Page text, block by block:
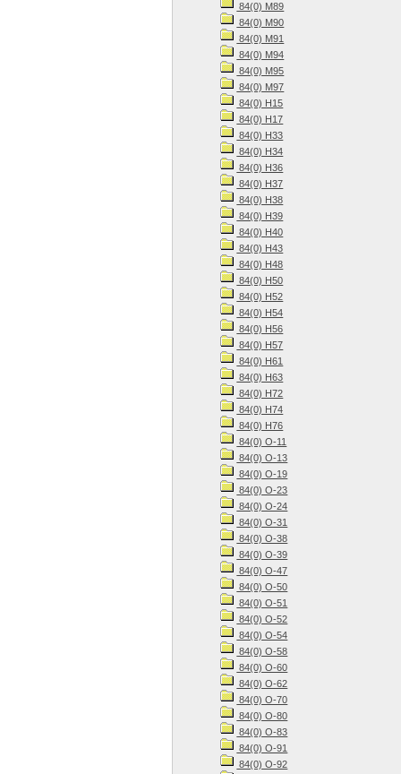
84(0) М89
84(0) М90
84(0) М91
84(0) М94
84(0) М95
84(0) М97
84(0) Н15
84(0) Н17
84(0) Н33
84(0) Н34
84(0) Н36
84(0) Н37
84(0) Н38
84(0) Н39
84(0) Н40
84(0) Н43
84(0) Н48
84(0) Н50
84(0) Н52
84(0) Н54
84(0) Н56
84(0) Н57
84(0) Н61
84(0) Н63
84(0) Н72
84(0) Н74
84(0) Н76
84(0) О-11
84(0) О-13
84(0) О-19
84(0) О-23
84(0) О-24
84(0) О-31
84(0) О-38
84(0) О-39
84(0) О-47
84(0) О-50
84(0) О-51
84(0) О-52
84(0) О-54
84(0) О-58
84(0) О-60
84(0) О-62
84(0) О-70
84(0) О-80
84(0) О-83
84(0) О-91
84(0) О-92